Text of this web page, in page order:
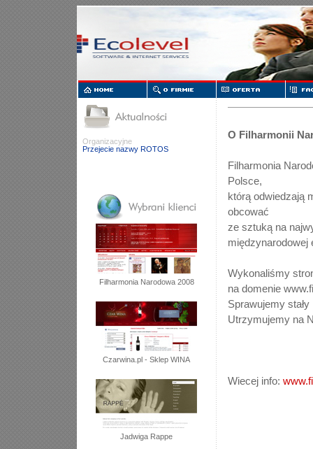
Organizacyjne
Przejecie nazwy ROTOS
Filharmonia Narodowa 2008
Czarwina.pl - Sklep WINA
Jadwiga Rappe
O Filharmonii
Filharmonia
Polsce,
którą odwiedzają
obcować
ze sztuką na
międzynarodowej
Wykonaliśmy
na domenie
Sprawujemy
Utrzymujemy na
Wiecej info: